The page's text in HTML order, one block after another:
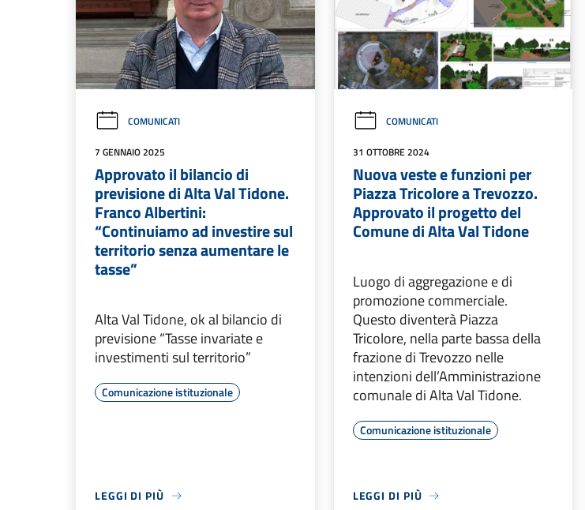
COMUNICATI
7 GENNAIO 2025
Approvato il bilancio di
previsione di Alta Val Tidone.
Franco Albertini:
“Continuiamo ad investire sul
territorio senza aumentare le
tasse”
Alta Val Tidone, ok al bilancio di
previsione “Tasse invariate e
investimenti sul territorio”
Comunicazione istituzionale
LEGGI DI PIÙ
COMUNICATI
31 OTTOBRE 2024
Nuova veste e funzioni per
Piazza Tricolore a Trevozzo.
Approvato il progetto del
Comune di Alta Val Tidone
Luogo di aggregazione e di
promozione commerciale.
Questo diventerà Piazza
Tricolore, nella parte bassa della
frazione di Trevozzo nelle
intenzioni dell’Amministrazione
comunale di Alta Val Tidone.
Comunicazione istituzionale
LEGGI DI PIÙ